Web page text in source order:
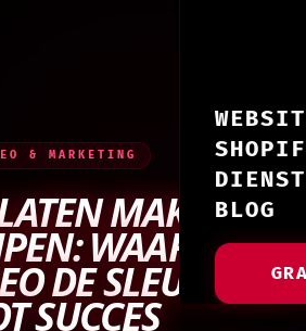
BLOG
& MARKETING
MAKEN IN
WAAROM
DE SLEUTEL IS
SUCCES